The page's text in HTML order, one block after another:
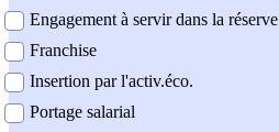
Engagement à servir dans la réserve
Franchise
Insertion par l'activ.éco.
Portage salarial